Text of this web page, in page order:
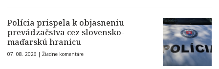
Polícia prispela k objasneniu
prevádzačstva cez slovensko-
maďarskú hranicu
07. 08. 2026 | Žiadne komentáre